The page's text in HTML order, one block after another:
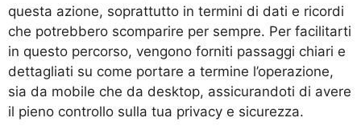
questa azione, soprattutto in termini di dati e ricordi
che potrebbero scomparire per sempre. Per facilitarti
in questo percorso, vengono forniti passaggi chiari e
dettagliati su come portare a termine l’operazione,
sia da mobile che da desktop, assicurandoti di avere
il pieno controllo sulla tua privacy e sicurezza.